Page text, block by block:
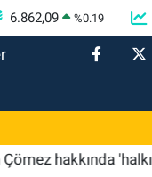
6.862,09 %0.19
hakkında 'halkı